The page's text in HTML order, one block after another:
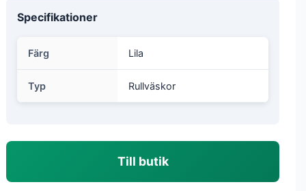
Specifikationer
Färg Lila
Typ Rullväskor
Till butik